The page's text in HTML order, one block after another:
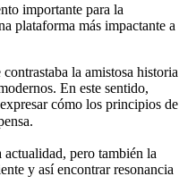
importante para la
plataforma más impactante a
la amistosa historia
En este sentido,
cómo los principios de
pero también la
y así encontrar resonancia